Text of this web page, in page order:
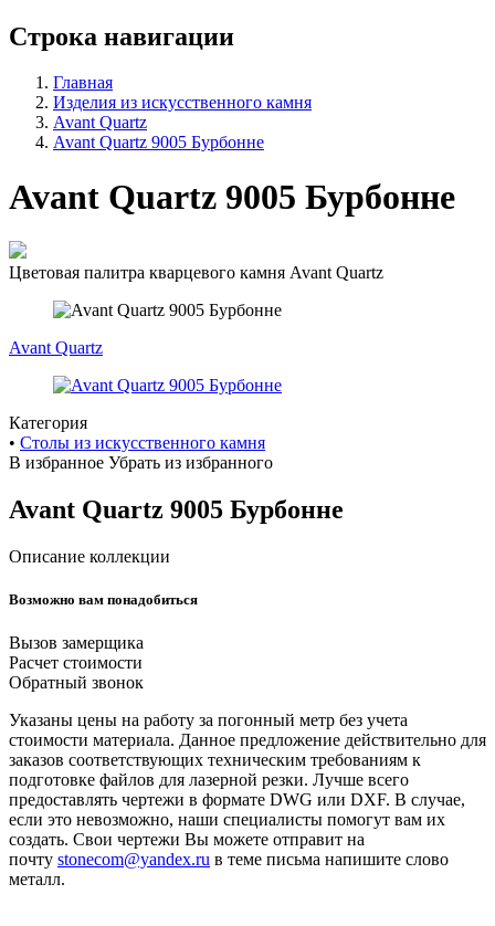
Строка навигации
Главная
Изделия из искусственного камня
Avant Quartz
Avant Quartz 9005 Бурбонне
Avant Quartz 9005 Бурбонне
Цветовая палитра кварцевого камня Avant Quartz
Avant Quartz
Категория
• Cтолы из искусственного камня
В избранное Убрать из избранного
Avant Quartz 9005 Бурбонне
Описание коллекции
Возможно вам понадобиться
Вызов замерщика
Расчет стоимости
Обратный звонок
Указаны цены на работу за погонный метр без учета
стоимости материала. Данное предложение действительно для
заказов соответствующих техническим требованиям к
подготовке файлов для лазерной резки. Лучше всего
предоставлять чертежи в формате DWG или DXF. В случае,
если это невозможно, наши специалисты помогут вам их
создать. Свои чертежи Вы можете отправит на
почту stonecom@yandex.ru в теме письма напишите слово
металл.